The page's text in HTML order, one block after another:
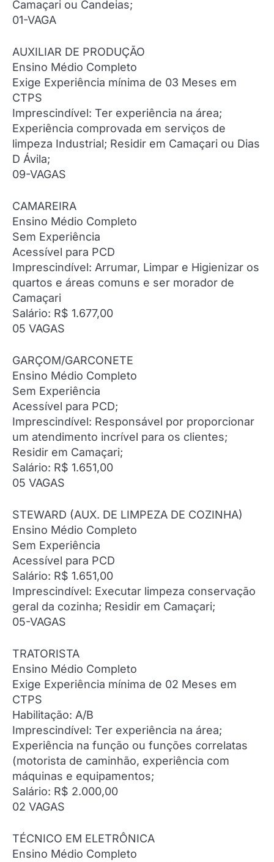
Camaçari ou Candeias;
01-VAGA
AUXILIAR DE PRODUÇÃO
Ensino Médio Completo
Exige Experiência mínima de 03 Meses em
CTPS
Imprescindível: Ter experiência na área;
Experiência comprovada em serviços de
limpeza Industrial; Residir em Camaçari ou Dias
D Ávila;
09-VAGAS
CAMAREIRA
Ensino Médio Completo
Sem Experiência
Acessível para PCD
Imprescindível: Arrumar, Limpar e Higienizar os
quartos e áreas comuns e ser morador de
Camaçari
Salário: R$ 1.677,00
05 VAGAS
GARÇOM/GARCONETE
Ensino Médio Completo
Sem Experiência
Acessível para PCD;
Imprescindível: Responsável por proporcionar
um atendimento incrível para os clientes;
Residir em Camaçari;
Salário: R$ 1.651,00
05 VAGAS
STEWARD (AUX. DE LIMPEZA DE COZINHA)
Ensino Médio Completo
Sem Experiência
Acessível para PCD
Salário: R$ 1.651,00
Imprescindível: Executar limpeza conservação
geral da cozinha; Residir em Camaçari;
05-VAGAS
TRATORISTA
Ensino Médio Completo
Exige Experiência mínima de 02 Meses em
CTPS
Habilitação: A/B
Imprescindível: Ter experiência na área;
Experiência na função ou funções correlatas
(motorista de caminhão, experiência com
máquinas e equipamentos;
Salário: R$ 2.000,00
02 VAGAS
TÉCNICO EM ELETRÔNICA
Ensino Médio Completo